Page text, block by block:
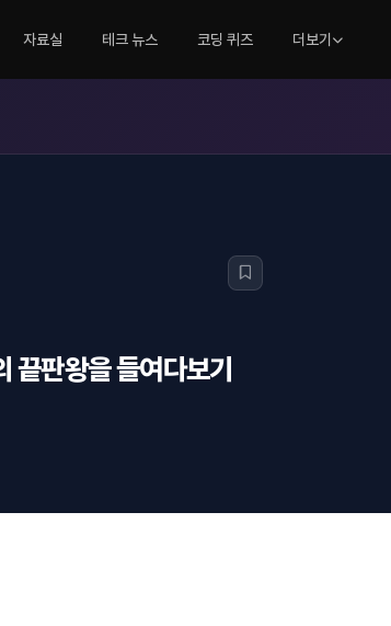
자료실 테크 뉴스 코딩 퀴즈 더보기
판왕을 들여다보기